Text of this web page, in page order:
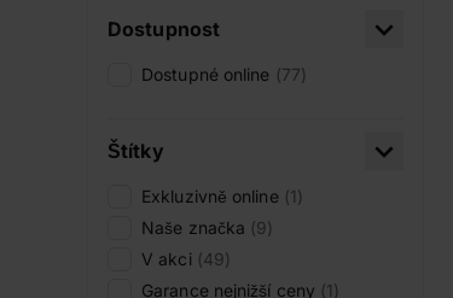
Dostupnost
Dostupné online (77)
Štítky
Exkluzivně online (1)
Naše značka (9)
V akci (49)
Garance nejnižší ceny (1)